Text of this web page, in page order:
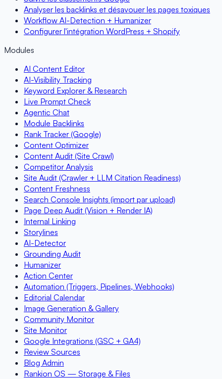
Analyser les backlinks et désavouer les pages toxiques
Workflow AI-Detection + Humanizer
Configurer l'intégration WordPress + Shopify
Modules
AI Content Editor
AI-Visibility Tracking
Keyword Explorer & Research
Live Prompt Check
Agentic Chat
Module Backlinks
Rank Tracker (Google)
Content Optimizer
Content Audit (Site Crawl)
Competitor Analysis
Site Audit (Crawler + LLM Citation Readiness)
Content Freshness
Search Console Insights (import par upload)
Page Deep Audit (Vision + Render IA)
Internal Linking
Storylines
AI-Detector
Grounding Audit
Humanizer
Action Center
Automation (Triggers, Pipelines, Webhooks)
Editorial Calendar
Image Generation & Gallery
Community Monitor
Site Monitor
Google Integrations (GSC + GA4)
Review Sources
Blog Admin
Rankion OS — Storage & Files